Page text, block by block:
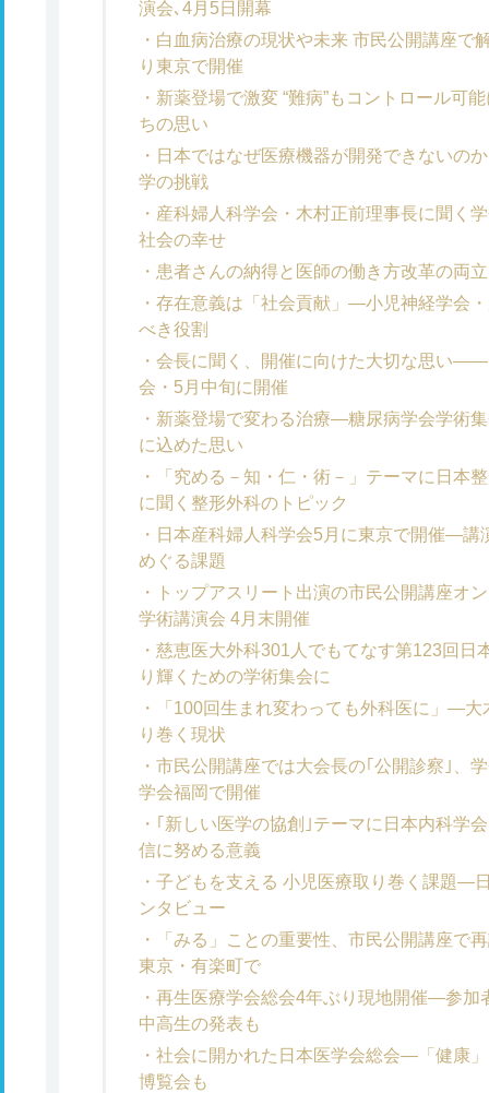
演会､4月5日開幕
白血病治療の現状や未来 市民公開講座
り東京で開催
新薬登場で激変 “難病”もコントロール可
ちの思い
日本ではなぜ医療機器が開発できないの
学の挑戦
産科婦人科学会・木村正前理事長に聞く
社会の幸せ
患者さんの納得と医師の働き方改革の両
存在意義は「社会貢献」―小児神経学会
べき役割
会長に聞く、開催に向けた大切な思い
会・5月中旬に開催
新薬登場で変わる治療―糖尿病学会学術
に込めた思い
「究める－知・仁・術－」テーマに日本
に聞く整形外科のトピック
日本産科婦人科学会5月に東京で開催―講
めぐる課題
トップアスリート出演の市民公開講座オ
学術講演会 4月末開催
慈恵医大外科301人でもてなす第123回
り輝くための学術集会に
「100回生まれ変わっても外科医に」―
り巻く現状
市民公開講座では大会長の｢公開診察｣、
学会福岡で開催
｢新しい医学の協創｣テーマに日本内科学
信に努める意義
子どもを支える 小児医療取り巻く課題―
ンタビュー
「みる」ことの重要性、市民公開講座で
東京・有楽町で
再生医療学会総会4年ぶり現地開催―参加
中高生の発表も
社会に開かれた日本医学会総会―「健康
博覧会も